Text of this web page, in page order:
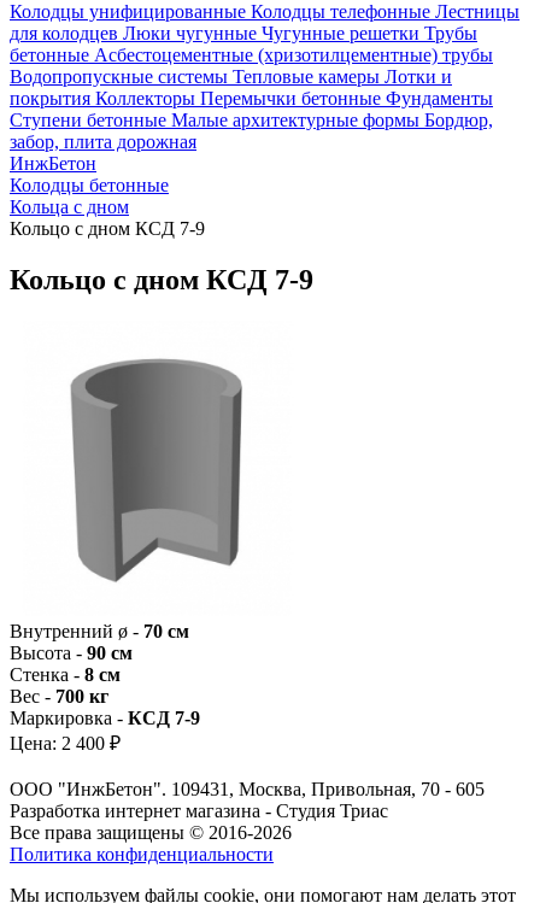
Колодцы унифицированные Колодцы телефонные Лестницы
для колодцев Люки чугунные Чугунные решетки Трубы
бетонные Асбестоцементные (хризотилцементные) трубы
Водопропускные системы Тепловые камеры Лотки и
покрытия Коллекторы Перемычки бетонные Фундаменты
Ступени бетонные Малые архитектурные формы Бордюр,
забор, плита дорожная
ИнжБетон
Колодцы бетонные
Кольца с дном
Кольцо с дном КCД 7-9
Кольцо с дном КCД 7-9
Внутренний ø - 70 см
Высота - 90 см
Стенка - 8 см
Вес - 700 кг
Маркировка - КCД 7-9
Цена: 2 400 ₽
ООО "ИнжБетон". 109431, Москва, Привольная, 70 - 605
Разработка интернет магазина - Студия Триас
Все права защищены © 2016-2026
Политика конфиденциальности
Мы используем файлы cookie, они помогают нам делать этот